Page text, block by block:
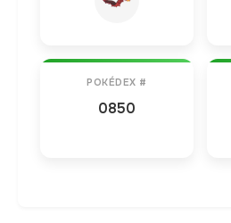
POKÉDEX #
0850